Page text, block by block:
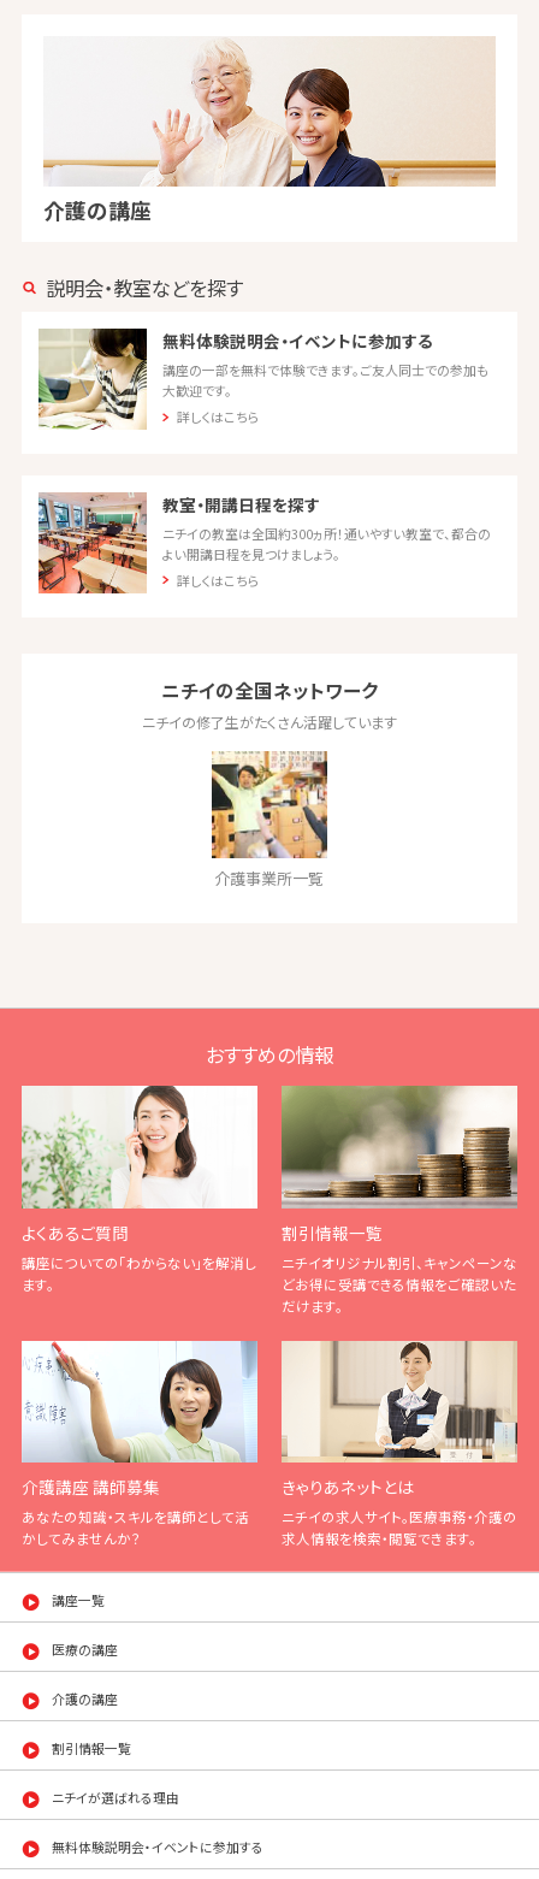
介護の講座
説明会・教室などを探す
無料体験説明会・イベントに参加する
講座の一部を無料で体験できます。ご友人同士での参加も
大歓迎です。
詳しくはこちら
教室・開講日程を探す
ニチイの教室は全国約300ヵ所！通いやすい教室で、都合の
よい開講日程を見つけましょう。
詳しくはこちら
ニチイの全国ネットワーク
ニチイの修了生がたくさん活躍しています
介護事業所一覧
おすすめの情報
よくあるご質問
講座についての「わからない」を解消し
ます。
割引情報一覧
ニチイオリジナル割引、キャンペーンな
どお得に受講できる情報をご確認いた
だけます。
介護講座 講師募集
あなたの知識・スキルを講師として活
かしてみませんか？
きゃりあネットとは
ニチイの求人サイト。医療事務・介護の
求人情報を検索・閲覧できます。
講座一覧
医療の講座
介護の講座
割引情報一覧
ニチイが選ばれる理由
無料体験説明会・イベントに参加する